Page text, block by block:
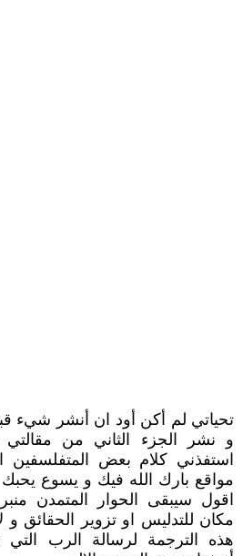
تحياتي لم أكن أود ان أنشر شيء
و نشر الجزء الثاني من
استفذني كلام بعض المتفلسفين
مواقع بارك الله فيك و يسوع يحبك
اقول سيبقى الحوار المتمدن
مكان للتدليس او تزوير الحقائق
هذه الترجمة لرسالة الرب